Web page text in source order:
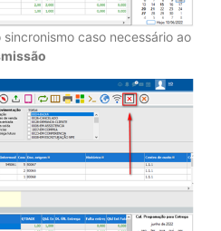
caso necessário ao